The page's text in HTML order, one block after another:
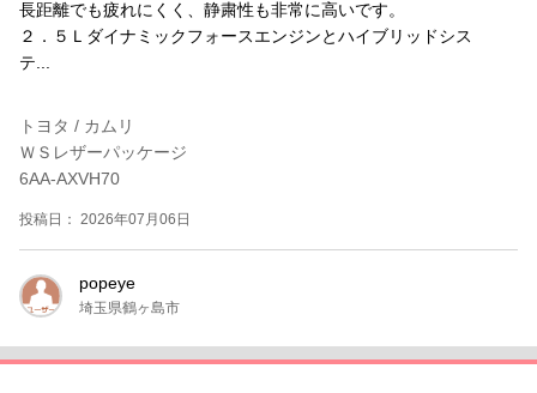
長距離でも疲れにくく、静粛性も非常に高いです。
２．５Ｌダイナミックフォースエンジンとハイブリッドシス
テ...
トヨタ / カムリ
ＷＳレザーパッケージ
6AA-AXVH70
投稿日： 2026年07月06日
popeye
埼玉県鶴ヶ島市